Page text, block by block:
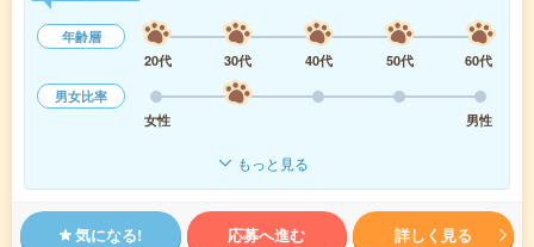
年齢層
20代
30代 40代 50代
60代
男女比率
女性
男性
もっと見る
気になる! 応募へ進む 詳しく見る